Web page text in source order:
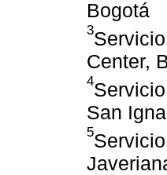
Bogotá
3
Center,
4
San
5